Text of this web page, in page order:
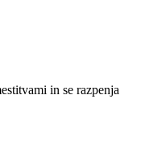
in se razpenja